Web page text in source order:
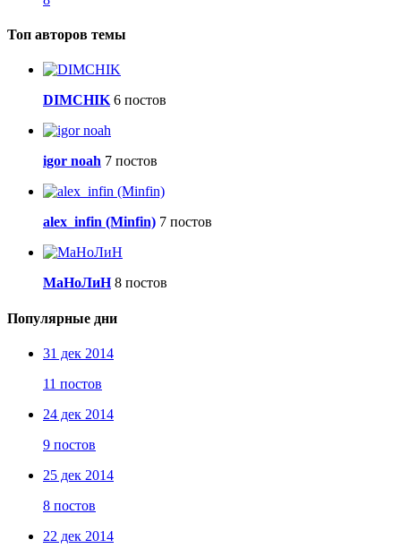
Топ авторов темы
DIMCHIK 6 постов
igor noah 7 постов
alex_infin (Minfin) 7 постов
МаНоЛиН 8 постов
Популярные дни
31 дек 2014
11 постов
24 дек 2014
9 постов
25 дек 2014
8 постов
22 дек 2014